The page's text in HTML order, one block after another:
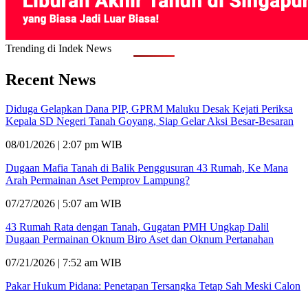
Trending di Indek News
Recent News
Diduga Gelapkan Dana PIP, GPRM Maluku Desak Kejati Periksa
Kepala SD Negeri Tanah Goyang, Siap Gelar Aksi Besar-Besaran
08/01/2026 | 2:07 pm WIB
Dugaan Mafia Tanah di Balik Penggusuran 43 Rumah, Ke Mana
Arah Permainan Aset Pemprov Lampung?
07/27/2026 | 5:07 am WIB
43 Rumah Rata dengan Tanah, Gugatan PMH Ungkap Dalil
Dugaan Permainan Oknum Biro Aset dan Oknum Pertanahan
07/21/2026 | 7:52 am WIB
Pakar Hukum Pidana: Penetapan Tersangka Tetap Sah Meski Calon